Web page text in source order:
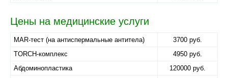
Цены на медицинские услуги
MAR-тест (на антиспермальные антитела)
3700 руб.
TORCH-комплекс
4950 руб.
Абдоминопластика
120000 руб.